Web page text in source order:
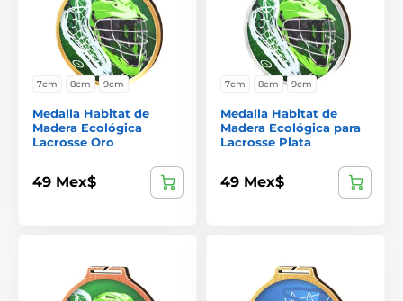
7cm 8cm 9cm
Medalla Habitat de
Madera Ecológica
Lacrosse Oro
49 Mex$
7cm 8cm 9cm
Medalla Habitat de
Madera Ecológica para
Lacrosse Plata
49 Mex$